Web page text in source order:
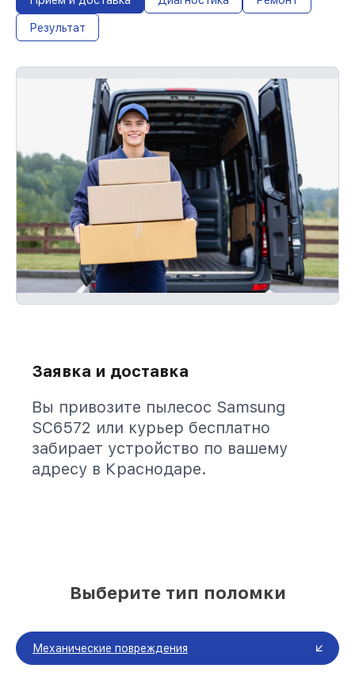
Результат
Заявка и доставка
Вы привозите пылесос Samsung
SC6572 или курьер бесплатно
забирает устройство по вашему
адресу в Краснодаре.
Выберите тип поломки
Механические повреждения